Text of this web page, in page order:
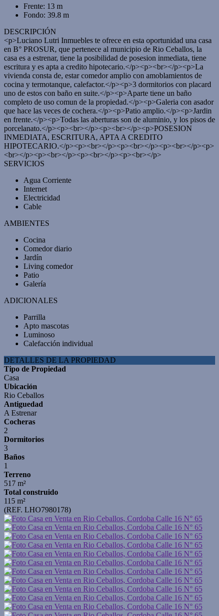
Frente: 13 m
Fondo: 39.8 m
DESCRIPCIÓN
<p>Luciano Lutri Inmuebles te ofrece en esta oportunidad una casa
en B° PROSUR, que pertenece al municipio de Rio Ceballos, la
casa es a estrenar, tiene la posibilidad de posesion inmediata, tiene
escritura y es apta a credito hipotecario.</p><p><br></p><p>La
vivienda consta de, estar comedor amplio con amoblamientos de
cocina y termotanque, calefactor.</p><p>3 dormitorios con placard
uno de estos con baño en suite.</p><p>Aparte tiene un baño
completo de uso comun de la propiedad.</p><p>Galeria con asador
que hace las veces de cochera.</p><p>Patio amplio.</p><p>Jardin
en frente.</p><p>Todas las aberturas son de aluminio, y los pisos de
porcelanato.</p><p><br></p><p><br></p><p>POSESION
INMEDIATA, ESCRITURA, APTA A CREDITO
HIPOTECARIO.</p><p><br></p><p><br></p><p><br></p><p>
<br></p><p><br></p><p><br></p><p><br></p>
SERVICIOS
Agua Corriente
Internet
Electricidad
Cable
AMBIENTES
Cocina
Comedor diario
Jardín
Living comedor
Patio
Galería
ADICIONALES
Parrilla
Apto mascotas
Luminoso
Calefacción individual
DETALLES DE LA PROPIEDAD
Tipo de Propiedad
Casa
Ubicación
Rio Ceballos
Antiguedad
A Estrenar
Cocheras
2
Dormitorios
3
Baños
1
Terreno
517 m²
Total construido
115 m²
(REF. LHO7980178)